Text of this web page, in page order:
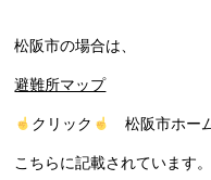
松阪市の場合は、
避難所マップ
クリック 松阪市ホー
こちらに記載されています。